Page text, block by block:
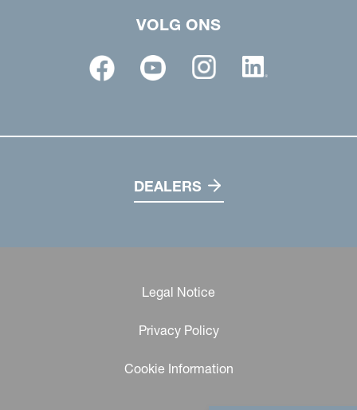
VOLG ONS
DEALERS
Legal Notice
Privacy Policy
Cookie Information